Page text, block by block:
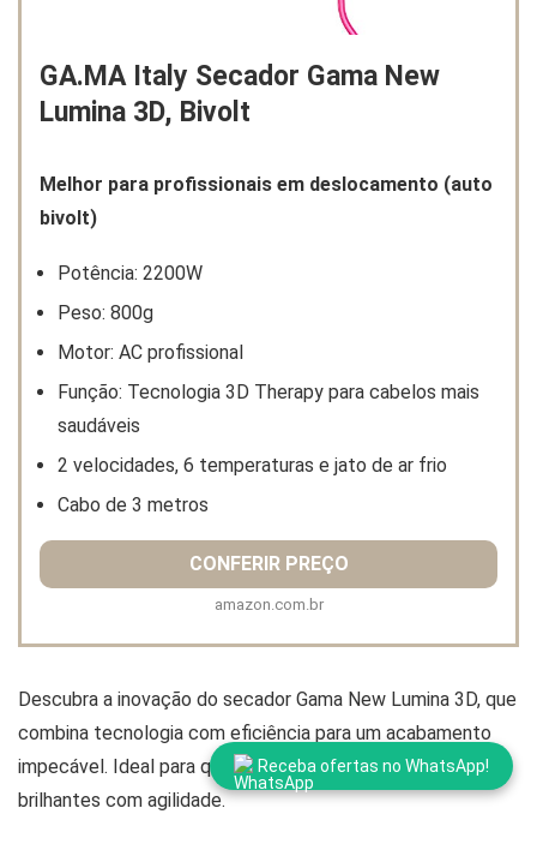
Receba ofertas no WhatsApp!
GA.MA Italy Secador Gama New
Lumina 3D, Bivolt
Melhor para profissionais em deslocamento (auto
bivolt)
Potência: 2200W
Peso: 800g
Motor: AC profissional
Função: Tecnologia 3D Therapy para cabelos mais
saudáveis
2 velocidades, 6 temperaturas e jato de ar frio
Cabo de 3 metros
CONFERIR PREÇO
amazon.com.br
Descubra a inovação do secador Gama New Lumina 3D, que
combina tecnologia com eficiência para um acabamento
impecável. Ideal para quem deseja cabelos saudáveis e
brilhantes com agilidade.